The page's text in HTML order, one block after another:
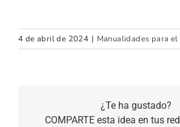
4 de abril de 2024 | Manualidades para
¿Te ha gustado?
COMPARTE esta idea en tus